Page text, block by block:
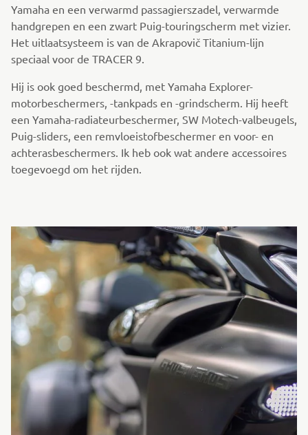
Yamaha en een verwarmd passagierszadel, verwarmde
handgrepen en een zwart Puig-touringscherm met vizier.
Het uitlaatsysteem is van de Akrapovič Titanium-lijn
speciaal voor de TRACER 9.
Hij is ook goed beschermd, met Yamaha Explorer-
motorbeschermers, -tankpads en -grindscherm. Hij heeft
een Yamaha-radiateurbeschermer, SW Motech-valbeugels,
Puig-sliders, een remvloeistofbeschermer en voor- en
achterasbeschermers. Ik heb ook wat andere accessoires
toegevoegd om het rijden.